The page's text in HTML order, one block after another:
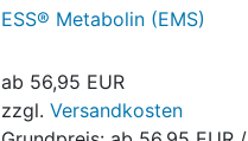
ESS® Metabolin (EMS)
ab 56,95 EUR
zzgl. Versandkosten